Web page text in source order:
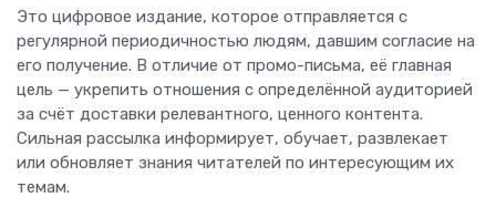
Это цифровое издание, которое отправляется с
регулярной периодичностью людям, давшим согласие на
его получение. В отличие от промо-письма, её главная
цель — укрепить отношения с определённой аудиторией
за счёт доставки релевантного, ценного контента.
Сильная рассылка информирует, обучает, развлекает
или обновляет знания читателей по интересующим их
темам.